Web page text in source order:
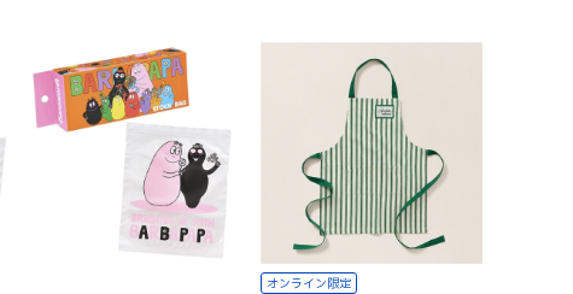
オンライン限定